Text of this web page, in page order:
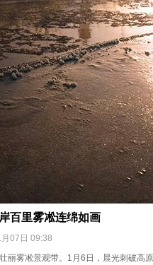
百里雾凇连绵如画
07日 09:38
丽雾凇景观带。1月6日，晨光刺破高